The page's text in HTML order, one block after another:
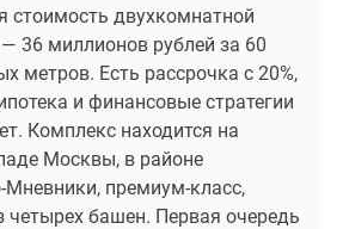
стоимость двухкомнатной
36 миллионов рублей за 60
метров. Есть рассрочка с 20%,
и финансовые стратегии
Комплекс находится на
Москвы, в районе
премиум-класс,
четырех башен. Первая очередь